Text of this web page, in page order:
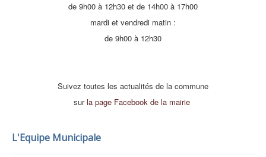
de 9h00 à 12h30 et de 14h00 à 17h00
mardi et vendredi matin :
de 9h00 à 12h30
Suivez toutes les actualités de la commune
surla page Facebook de la mairie
L'Equipe Municipale